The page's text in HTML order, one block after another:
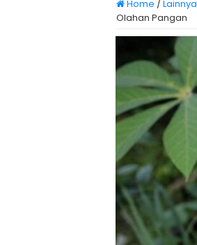
Home /Lainnya
Olahan Pangan